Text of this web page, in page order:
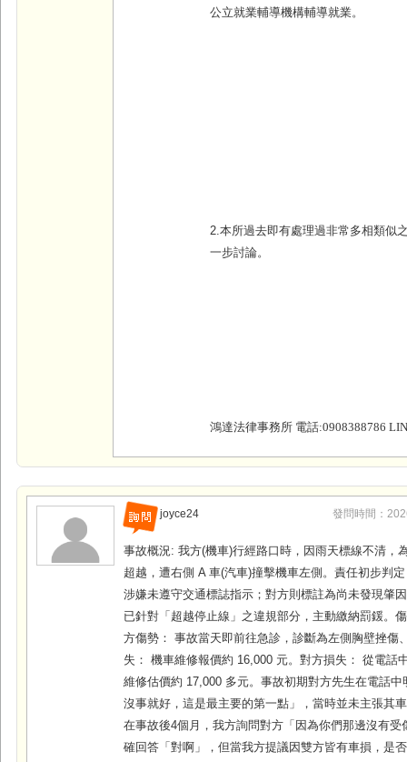
公立就業輔導機構輔導就業。
2.本所過去即有處理過非常多相類似
一步討論。
鴻達法律事務所 電話:0908388786
joyce24 發問時間：
事故概況: 我方(機車)行經路口時，因雨天標線不清，
超越，遭右側 A 車(汽車)撞擊機車左側。責任初步判
涉嫌未遵守交通標誌指示；對方則標註為尚未發現肇
已針對「超越停止線」之違規部分，主動繳納罰鍰。
方傷勢： 事故當天即前往急診，診斷為左側胸壁挫傷
失： 機車維修報價約 16,000 元。對方損失： 從電話
維修估價約 17,000 多元。事故初期對方先生在電話中
沒事就好，這是最主要的第一點」，當時並未主張其
在事故後4個月，我方詢問對方「因為你們那邊沒有受
確回答「對啊」，但當我方提議因雙方皆有車損，是